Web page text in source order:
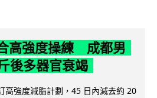
高強度操練 成都男
後多器官衰竭
高強度減脂計劃，45 日內減去約 20